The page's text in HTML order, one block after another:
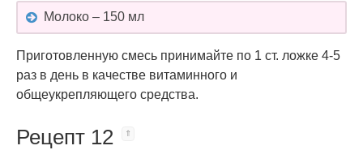
Молоко – 150 мл
Приготовленную смесь принимайте по 1 ст. ложке 4-5
раз в день в качестве витаминного и
общеукрепляющего средства.
Рецепт 12